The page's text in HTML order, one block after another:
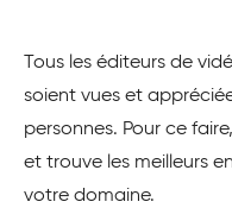
Tous les éditeurs de
soient vues et
personnes. Pour ce
et trouve les meilleurs
votre domaine.